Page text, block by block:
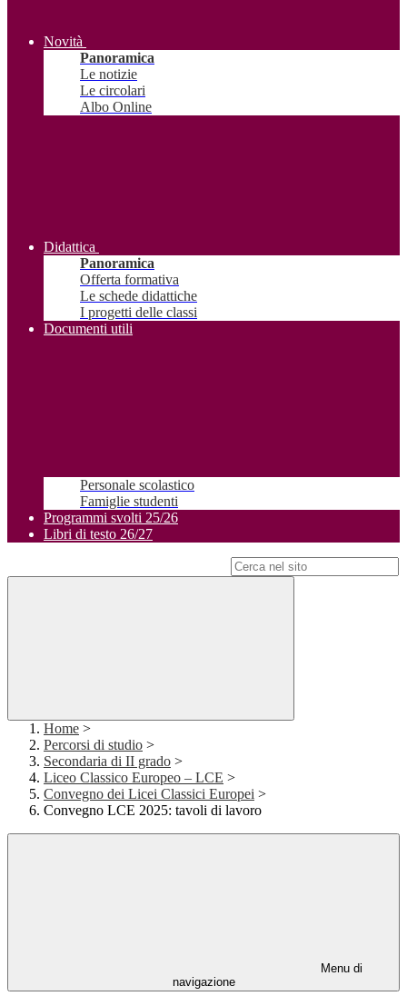
Novità
Panoramica
Le notizie
Le circolari
Albo Online
Didattica
Panoramica
Offerta formativa
Le schede didattiche
I progetti delle classi
Documenti utili
Personale scolastico
Famiglie studenti
Programmi svolti 25/26
Libri di testo 26/27
Home >
Percorsi di studio >
Secondaria di II grado >
Liceo Classico Europeo – LCE >
Convegno dei Licei Classici Europei >
Convegno LCE 2025: tavoli di lavoro
Menu di
navigazione